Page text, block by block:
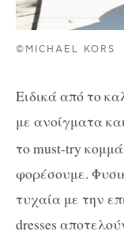
©MICHAEL KORS
Ειδικά από το
με ανοίγματα
το must-try
φορέσουμε.
τυχαία με την
dresses